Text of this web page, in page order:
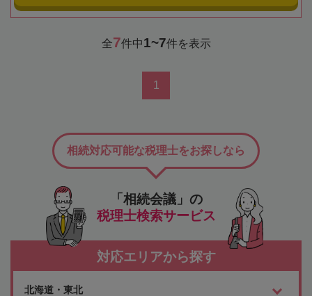
全7件中1~7件を表示
1
「相続会議」の
税理士検索サービス
相続対応可能な税理士をお探しなら
対応エリアから探す
北海道・東北